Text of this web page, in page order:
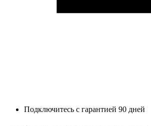
Подключитесь с гарантией 90 дней